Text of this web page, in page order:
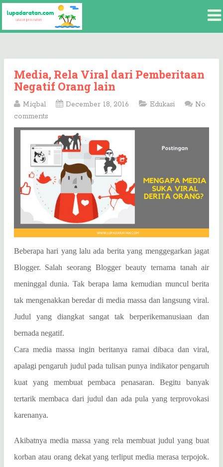
Media, Rela Viral dari Pemberitaan
Negatif Orang lain
M.iqbal December 18, 2016 Edukasi
No
comments
Beberapa hari yang lalu ada berita yang menggegarkan jagat
Blogger. Salah seorang Blogger beauty ternama tanah air
meninggal dunia. Tak berapa lama kemudian muncul berita
tak mengenakkan beredar di media massa dan langsung viral.
Judul yang diangkat sangat tak berperikemanusiaan dan
bernada negatif.
Cara media massa ingin beritanya ramai dibaca dan viral,
apalagi pengaruh judul pada tulisan punya indikator pengaruh
kuat yang membuat pembaca penasaran. Begitu banyak
tertarik membaca dari judul dan ada pula yang terprovokasi
karenanya.
Akibatnya media massa yang rela membuat judul yang buat
korban atau orang dekat yang terliput media merasa terpojok.